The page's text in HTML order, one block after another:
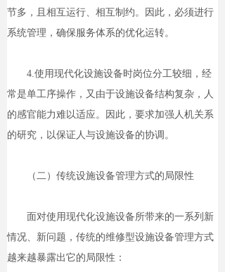
节多，且相互运行、相互制约。因此，必须进行
系统管理，确保服务体系的优化运转。
4.使用现代化设施设备时岗位分工较细，经
常是单工序操作，又由于设施设备结构复杂，人
的感官能力难以适应。因此，要求加强人机关系
的研究，以保证人与设施设备的协调。
（二）传统设施设备管理方式的局限性
面对使用现代化设施设备所带来的一系列新
情况、新问题，传统的维修型设施设备管理方式
越来越暴露出它的局限性：